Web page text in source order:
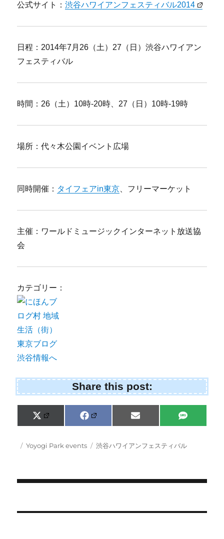
公式サイト：渋谷ハワイアンフェスティバル2014
日程：2014年7月26（土）27（日）渋谷ハワイアン
フェスティバル
時間：26（土）10時-20時、27（日）10時-19時
場所：代々木公園イベント広場
同時開催： タイフェアin東京 、フリーマーケット
主催：ワールドミュージックインターネット放送協
会
カテゴリー：
Share this post:
Share
on
X
(
w
i
r
Share
on
F
a
e
b
Share
on
E
m
i
Share
on
S
M
Posted
Categories
Yoyogi Park events Tags
渋谷ハワイアンフェスティバル
navigation